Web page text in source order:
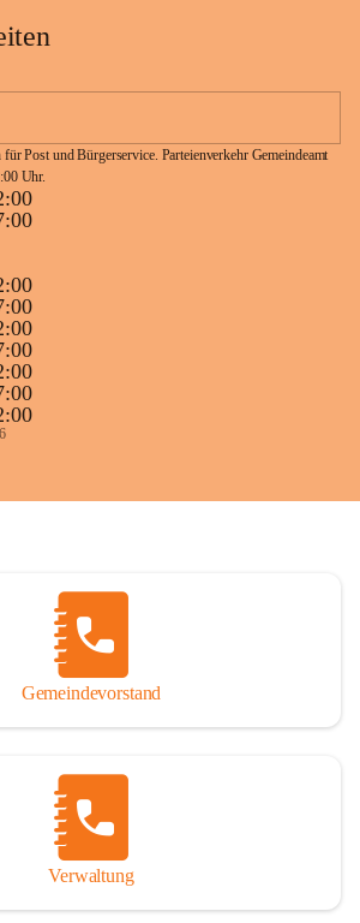
für Post und Bürgerservice. Parteienverkehr Gemeindeamt
Uhr.
Gemeindevorstand
Verwaltung